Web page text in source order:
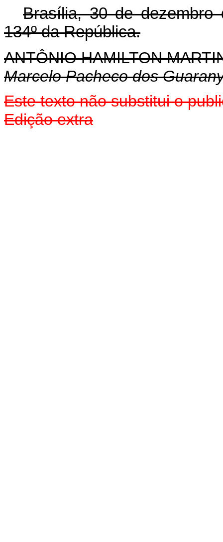
Brasília, 30 de dezembro
134º da República.
ANTÔNIO HAMILTON
Marcelo Pacheco dos
Este texto não substitui o
Edição extra